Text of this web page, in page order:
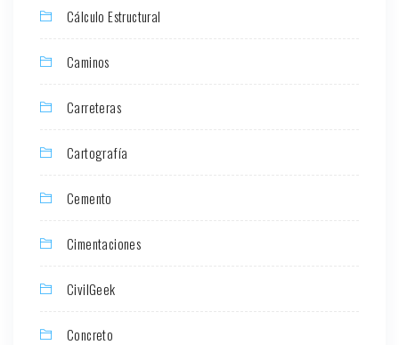
Cálculo Estructural
Caminos
Carreteras
Cartografía
Cemento
Cimentaciones
CivilGeek
Concreto